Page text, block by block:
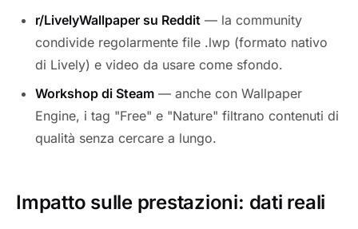
r/LivelyWallpaper su Reddit — la community
condivide regolarmente file .lwp (formato nativo
di Lively) e video da usare come sfondo.
Workshop di Steam — anche con Wallpaper
Engine, i tag "Free" e "Nature" filtrano contenuti di
qualità senza cercare a lungo.
Impatto sulle prestazioni: dati reali